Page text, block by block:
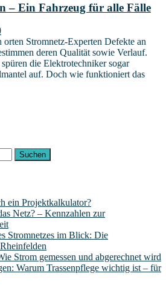
– Ein Fahrzeug für alle Fälle
Stromnetz-Experten Defekte an
deren Qualität sowie Verlauf.
die Elektrotechniker sogar
auf. Doch wie funktioniert das
ein Projektkalkulator?
Netz? – Kennzahlen zur
Stromnetzes im Blick: Die
Strom gemessen und abgerechnet wird
Warum Trassenpflege wichtig ist – für